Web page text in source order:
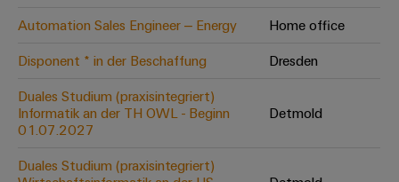
Schiffbau
Verbindungslösungen
die
maritime
Industrie
Wasseraufbereitung
(OEM)
Platform
easyConnect
Werkstatt
&
Automation Sales Engineer – Energy
Home office
Disponent * in der Beschaffung
Dresden
Duales Studium (praxisintegriert)
Informatik an der TH OWL - Beginn
01.07.2027
Detmold
Duales Studium (praxisintegriert)